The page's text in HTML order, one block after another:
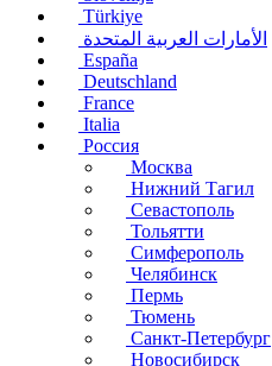
Türkiye
الأمارات العربية المتحدة
España
Deutschland
France
Italia
Россия
Москва
Нижний Тагил
Севастополь
Тольятти
Симферополь
Челябинск
Пермь
Тюмень
Санкт-Петербург
Новосибирск